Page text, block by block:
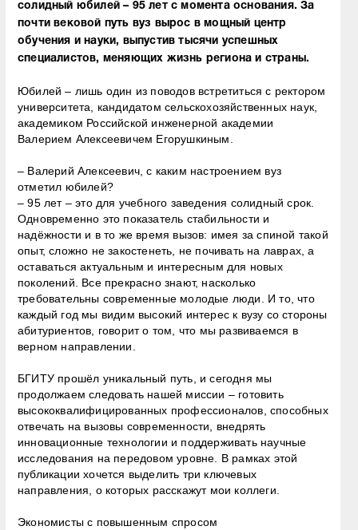
солидный юбилей – 95 лет с момента основания. За
почти вековой путь вуз вырос в мощный центр
обучения и науки, выпустив тысячи успешных
специалистов, меняющих жизнь региона и страны.
Юбилей – лишь один из поводов встретиться с ректором
университета, кандидатом сельскохозяйственных наук,
академиком Российской инженерной академии
Валерием Алексеевичем Егорушкиным.
– Валерий Алексеевич, с каким настроением вуз
отметил юбилей?
– 95 лет – это для учебного заведения солидный срок.
Одновременно это показатель стабильности и
надёжности и в то же время вызов: имея за спиной такой
опыт, сложно не закостенеть, не почивать на лаврах, а
оставаться актуальным и интересным для новых
поколений. Все прекрасно знают, насколько
требовательны современные молодые люди. И то, что
каждый год мы видим высокий интерес к вузу со стороны
абитуриентов, говорит о том, что мы развиваемся в
верном направлении.
БГИТУ прошёл уникальный путь, и сегодня мы
продолжаем следовать нашей миссии – готовить
высококвалифицированных профессионалов, способных
отвечать на вызовы современности, внедрять
инновационные технологии и поддерживать научные
исследования на передовом уровне. В рамках этой
публикации хочется выделить три ключевых
направления, о которых расскажут мои коллеги.
Экономисты с повышенным спросом